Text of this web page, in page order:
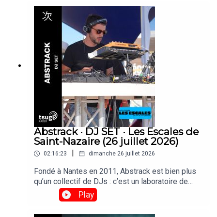
d’affiche, Ultrabruma, duo composé de Brenda &
María Manuela, originaire de Colombie, on fait
leurs toute première apparition à Paris et sont
passées faire un set derrière les platines de
Tsugi Radio.
Abstrack · DJ SET · Les Escales de
Saint-Nazaire (26 juillet 2026)
02:16:23 dimanche 26 juillet 2026
Fondé à Nantes en 2011, Abstrack est bien plus
qu’un collectif de DJs : c’est un laboratoire de
création qui explore la fête comme une œuvre
d’art totale. Musique, scénographie et graphisme
y convergent pour transformer chaque événement
Play